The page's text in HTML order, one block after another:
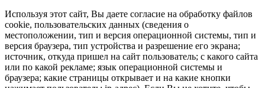
Используя этот сайт, Вы даете согласие на обработку файлов
cookie, пользовательских данных (сведения о
местоположении, тип и версия операционной системы, тип и
версия браузера, тип устройства и разрешение его экрана;
источник, откуда пришел на сайт пользователь; с какого сайта
или по какой рекламе; язык операционной системы и
браузера; какие страницы открывает и на какие кнопки